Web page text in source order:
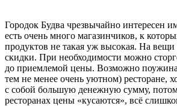
Городок Будва чрезвычайно интересен
есть очень много магазинчиков, к
продуктов не такая уж высокая. На вещи
скидки. При необходимости можно
до приемлемой цены. Возможно
тем не менее очень уютном) ресторане,
с собой большую денежную сумму,
ресторанах цены «кусаются», всё